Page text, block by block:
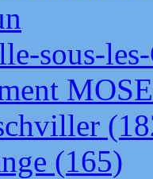
sous-
(165)